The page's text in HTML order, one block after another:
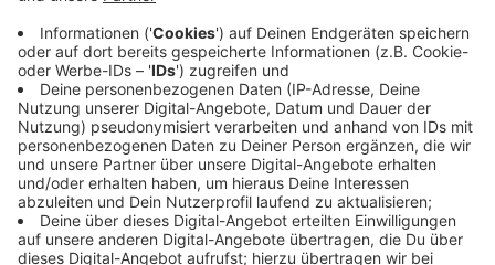
Comedy
Elvis Eifel - Der Podcast: "Der Langsamfahrer"